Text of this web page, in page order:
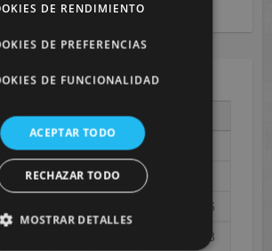
AGOSTO 2026
X J V
5 6 7
16
23
DE RENDIMIENTO
DE PREFERENCIAS
DE FUNCIONALIDAD
ACEPTAR TODO
RECHAZAR TODO
MOSTRAR DETALLES